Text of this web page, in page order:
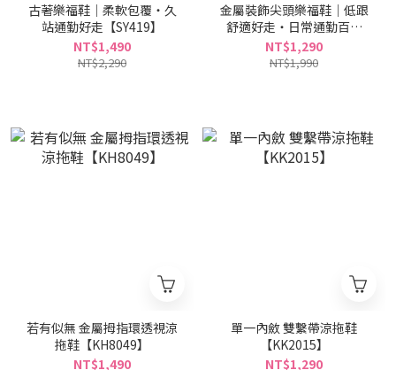
古著樂福鞋｜柔軟包覆・久
站通勤好走【SY419】
NT$1,490
NT$2,290
金屬裝飾尖頭樂福鞋｜低跟
舒適好走・日常通勤百搭
【SX413】
NT$1,290
NT$1,990
若有似無 金屬拇指環透視涼
拖鞋【KH8049】
NT$1,490
單一內斂 雙繫帶涼拖鞋
【KK2015】
NT$1,290